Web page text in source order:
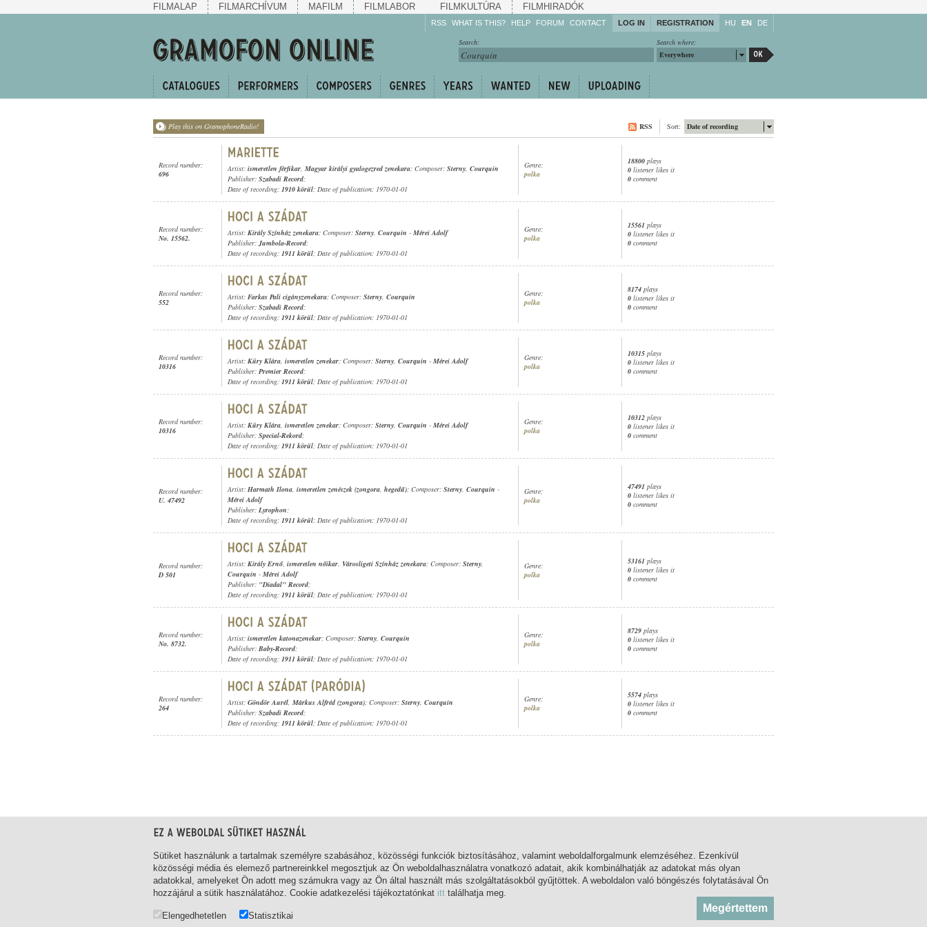
FILMALAP FILMARCHÍVUM MAFILM FILMLABOR FILMKULTÚRA FILMHIRADÓK
RSS WHAT IS THIS? HELP
Enrich!
Share!
FORUM CONTACT LOG IN REGISTRATION HU EN DE
Search where:
Everywhere
Search:
Play this on GramophoneRadio! Date of recording
Sort:
RSS
Record number:
696
Artist: ismeretlen férfikar, Magyar királyi gyalogezred zenekara; Composer: Sterny, Courquin
Publisher: Szabadi Record;
Date of recording: 1910 körül; Date of publication: 1970-01-01
Genre:
polka
18800 plays
0 listener likes it
0 comment
Record number:
No. 15562.
Artist: Király Színház zenekara; Composer: Sterny, Courquin - Mérei Adolf
Publisher:Jumbola-Record;
Date of recording: 1911 körül; Date of publication: 1970-01-01
Genre:
polka
15561 plays
0 listener likes it
0 comment
Record number:
552
Artist: Farkas Pali cigányzenekara; Composer: Sterny, Courquin
Publisher: Szabadi Record;
Date of recording: 1911 körül; Date of publication: 1970-01-01
Genre:
polka
8174 plays
0 listener likes it
0 comment
Record number:
10316
Artist: Küry Klára, ismeretlen zenekar; Composer: Sterny, Courquin - Mérei Adolf
Publisher: Premier Record;
Date of recording: 1911 körül; Date of publication: 1970-01-01
Genre:
polka
10315 plays
0 listener likes it
0 comment
Record number:
10316
Artist: Küry Klára, ismeretlen zenekar; Composer: Sterny, Courquin - Mérei Adolf
Publisher: Special-Rekord;
Date of recording: 1911 körül; Date of publication: 1970-01-01
Genre:
polka
10312 plays
0 listener likes it
0 comment
Record number:
U. 47492
Artist: Harmath Ilona, ismeretlen zenészek (zongora, hegedű); Composer: Sterny, Courquin -
Mérei Adolf
Publisher: Lyrophon;
Date of recording: 1911 körül; Date of publication: 1970-01-01
Genre:
polka
47491 plays
0 listener likes it
0 comment
Record number:
D 501
Artist: Király Ernő, ismeretlen nőikar, Városligeti Színház zenekara; Composer: Sterny,
Courquin - Mérei Adolf
Publisher: "Diadal" Record;
Date of recording: 1911 körül; Date of publication: 1970-01-01
Genre:
polka
53161 plays
0 listener likes it
0 comment
Record number:
No. 8732.
Artist: ismeretlen katonazenekar; Composer: Sterny, Courquin
Publisher: Baby-Record;
Date of recording: 1911 körül; Date of publication: 1970-01-01
Genre:
polka
8729 plays
0 listener likes it
0 comment
Record number:
264
Artist: Göndör Aurél, Márkus Alfréd (zongora); Composer: Sterny, Courquin
Publisher: Szabadi Record;
Date of recording: 1911 körül; Date of publication: 1970-01-01
Genre:
polka
5574 plays
0 listener likes it
0 comment
1-9/ total 9 hit 1. page
Sütiket használunk a tartalmak személyre szabásához, közösségi funkciók biztosításához, valamint weboldalforgalmunk elemzéséhez. Ezenkívül
közösségi média és elemező partnereinkkel megosztjuk az Ön weboldalhasználatra vonatkozó adatait, akik kombinálhatják az adatokat más olyan
adatokkal, amelyeket Ön adott meg számukra vagy az Ön által használt más szolgáltatásokból gyűjtöttek. A weboldalon való böngészés folytatásával Ön
hozzájárul a sütik használatához. Cookie adatkezelési tájékoztatónkat itt találhatja meg.
Elengedhetetlen Statisztikai
Megértettem
KÖZADATTÁR
MSZH